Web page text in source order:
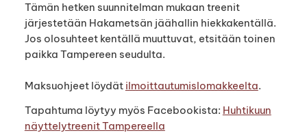
Tämän hetken suunnitelman mukaan treenit
järjestetään Hakametsän jäähallin hiekkakentällä.
Jos olosuhteet kentällä muuttuvat, etsitään toinen
paikka Tampereen seudulta.
Maksuohjeet löydät ilmoittautumislomakkeelta.
Tapahtuma löytyy myös Facebookista: Huhtikuun
näyttelytreenit Tampereella